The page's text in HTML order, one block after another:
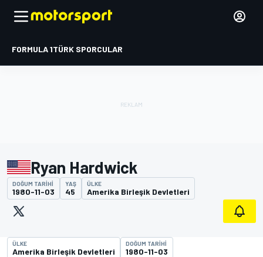
FORMULA 1TÜRK SPORCULAR
Ryan Hardwick
DOĞUM TARIHI
1980-11-03
YAŞ
45
ÜLKE
Amerika Birleşik Devletleri
ÜLKE
Amerika Birleşik Devletleri
DOĞUM TARIHI
1980-11-03